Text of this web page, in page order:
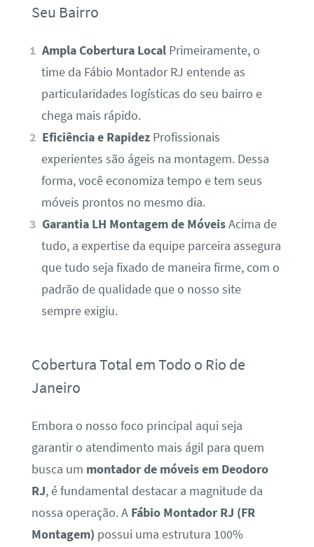
Seu Bairro
Ampla Cobertura Local Primeiramente, o
time da Fábio Montador RJ entende as
particularidades logísticas do seu bairro e
chega mais rápido.
Eficiência e Rapidez Profissionais
experientes são ágeis na montagem. Dessa
forma, você economiza tempo e tem seus
móveis prontos no mesmo dia.
Garantia LH Montagem de MóveisAcima de
tudo, a expertise da equipe parceira assegura
que tudo seja fixado de maneira firme, com o
padrão de qualidade que o nosso site
sempre exigiu.
Cobertura Total em Todo o Rio de
Janeiro
Embora o nosso foco principal aqui seja
garantir o atendimento mais ágil para quem
busca um montador de móveis em Deodoro
RJ, é fundamental destacar a magnitude da
nossa operação. A Fábio Montador RJ (FR
Montagem) possui uma estrutura 100%